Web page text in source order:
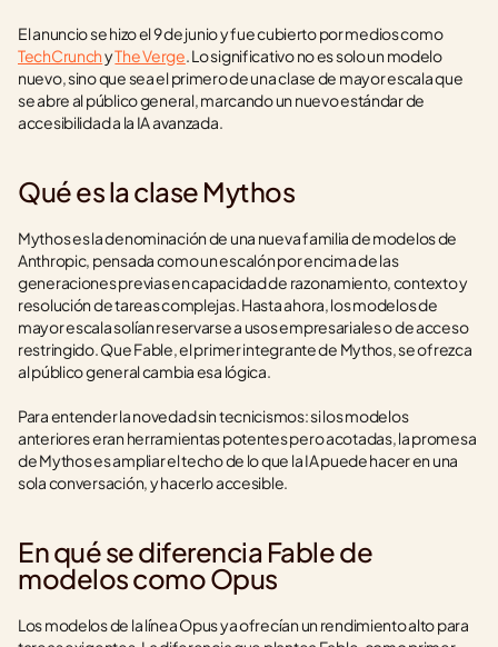
El anuncio se hizo el 9 de junio y fue cubierto por medios como
TechCrunch y The Verge. Lo significativo no es solo un modelo
nuevo, sino que sea el primero de una clase de mayor escala que
se abre al público general, marcando un nuevo estándar de
accesibilidad a la IA avanzada.
Qué es la clase Mythos
Mythos es la denominación de una nueva familia de modelos de
Anthropic, pensada como un escalón por encima de las
generaciones previas en capacidad de razonamiento, contexto y
resolución de tareas complejas. Hasta ahora, los modelos de
mayor escala solían reservarse a usos empresariales o de acceso
restringido. Que Fable, el primer integrante de Mythos, se ofrezca
al público general cambia esa lógica.
Para entender la novedad sin tecnicismos: si los modelos
anteriores eran herramientas potentes pero acotadas, la promesa
de Mythos es ampliar el techo de lo que la IA puede hacer en una
sola conversación, y hacerlo accesible.
En qué se diferencia Fable de
modelos como Opus
Los modelos de la línea Opus ya ofrecían un rendimiento alto para